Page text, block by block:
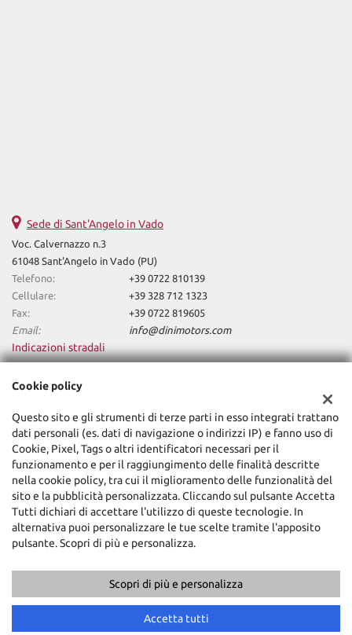
Sede di Sant'Angelo in Vado
Voc. Calvernazzo n.3
61048 Sant'Angelo in Vado (PU)
Telefono:
+39 0722 810139
Cellulare:
+39 328 712 1323
Fax:
+39 0722 819605
Email:
info@dinimotors.com
Indicazioni stradali
Dini Motors Srl
Via Nazionale Sud, 5, Sant'Angelo in Vado (PU)
C.F/P.IVA: 02318740418
Registro delle imprese: PU
Copyright © 2026 GestionaleAuto.com S.r.l., Tutti i diritti riservati -
Leggi l'informativa sulla privacy-Cookie Policy
GestionaleAuto.com
Cookie policy
Questo sito e gli strumenti di terze parti in esso integrati trattano
dati personali (es. dati di navigazione o indirizzi IP) e fanno uso di
Cookie, Pixel, Tags o altri identificatori necessari per il
funzionamento e per il raggiungimento delle finalità descritte
nella cookie policy, tra cui il miglioramento delle funzionalità del
sito e la pubblicità personalizzata. Cliccando sul pulsante Accetta
Tutti dichiari di accettare l'utilizzo di queste tecnologie. In
alternativa puoi personalizzare le tue scelte tramite l'apposito
pulsante. Scopri di più e personalizza.
Scopri di più e personalizza
Accetta tutti